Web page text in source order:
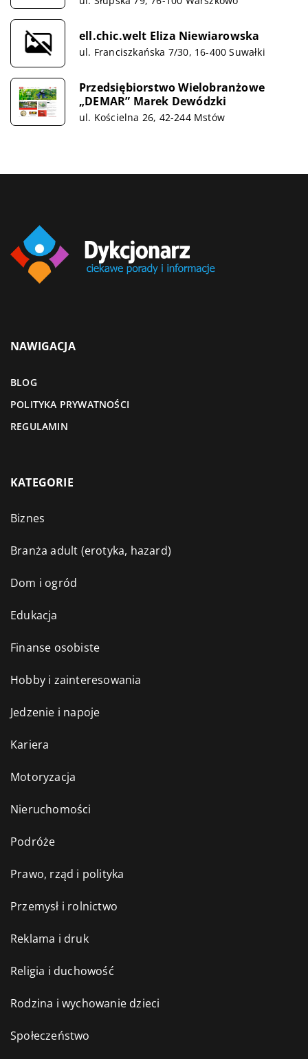
ell.chic.welt Eliza Niewiarowska
ul. Franciszkańska 7/30, 16-400 Suwałki
Przedsiębiorstwo Wielobranżowe
„DEMAR” Marek Dewódzki
ul. Kościelna 26, 42-244 Mstów
NAWIGACJA
BLOG
POLITYKA PRYWATNOŚCI
REGULAMIN
KATEGORIE
Biznes
Branża adult (erotyka, hazard)
Dom i ogród
Edukacja
Finanse osobiste
Hobby i zainteresowania
Jedzenie i napoje
Kariera
Motoryzacja
Nieruchomości
Podróże
Prawo, rząd i polityka
Przemysł i rolnictwo
Reklama i druk
Religia i duchowość
Rodzina i wychowanie dzieci
Społeczeństwo